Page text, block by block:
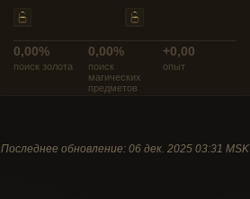
0,00%
поиск золота
0,00%
поиск
магических
предметов
+0,00
опыт
Последнее обновление: 06 дек. 2025 03:31 MSK